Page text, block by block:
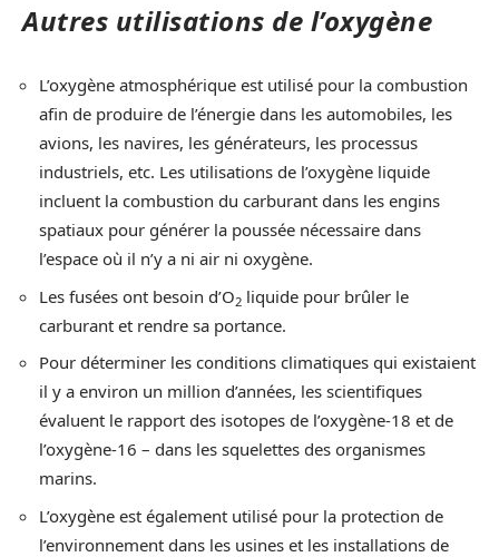
Autres utilisations de l’oxygène
L’oxygène atmosphérique est utilisé pour la combustion
afin de produire de l’énergie dans les automobiles, les
avions, les navires, les générateurs, les processus
industriels, etc. Les utilisations de l’oxygène liquide
incluent la combustion du carburant dans les engins
spatiaux pour générer la poussée nécessaire dans
l’espace où il n’y a ni air ni oxygène.
Les fusées ont besoin d’O2 liquide pour brûler le
carburant et rendre sa portance.
Pour déterminer les conditions climatiques qui existaient
il y a environ un million d’années, les scientifiques
évaluent le rapport des isotopes de l’oxygène-18 et de
l’oxygène-16 – dans les squelettes des organismes
marins.
L’oxygène est également utilisé pour la protection de
l’environnement dans les usines et les installations de